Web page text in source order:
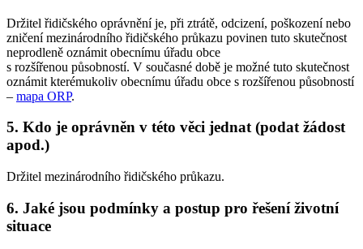
Držitel řidičského oprávnění je, při ztrátě, odcizení, poškození nebo
zničení mezinárodního řidičského průkazu povinen tuto skutečnost
neprodleně oznámit obecnímu úřadu obce
s rozšířenou působností. V současné době je možné tuto skutečnost
oznámit kterémukoliv obecnímu úřadu obce s rozšířenou působností
– mapa ORP.
5. Kdo je oprávněn v této věci jednat (podat žádost
apod.)
Držitel mezinárodního řidičského průkazu.
6. Jaké jsou podmínky a postup pro řešení životní
situace